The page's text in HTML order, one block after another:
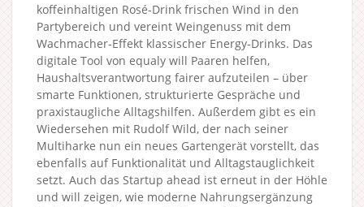
koffeinhaltigen Rosé-Drink frischen Wind in den
Partybereich und vereint Weingenuss mit dem
Wachmacher-Effekt klassischer Energy-Drinks. Das
digitale Tool von equaly will Paaren helfen,
Haushaltsverantwortung fairer aufzuteilen – über
smarte Funktionen, strukturierte Gespräche und
praxistaugliche Alltagshilfen. Außerdem gibt es ein
Wiedersehen mit Rudolf Wild, der nach seiner
Multiharke nun ein neues Gartengerät vorstellt, das
ebenfalls auf Funktionalität und Alltagstauglichkeit
setzt. Auch das Startup ahead ist erneut in der Höhle
und will zeigen, wie moderne Nahrungsergänzung